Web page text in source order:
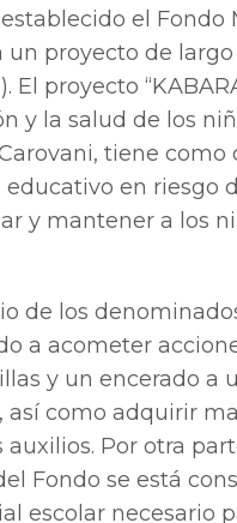
el Fondo
un proyecto de
El proyecto
y la salud de los
tiene
educativo en riesgo
y mantener a los
de los
a acometer
y un encerado a
así como adquirir
auxilios. Por otra
Fondo se está
escolar necesario